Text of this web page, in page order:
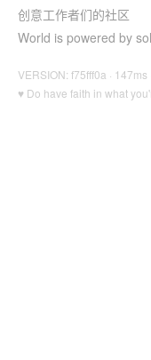
创意工作者们的社区
World is powered by
VERSION: f75fff0a · 147ms ·
♥ Do have faith in what